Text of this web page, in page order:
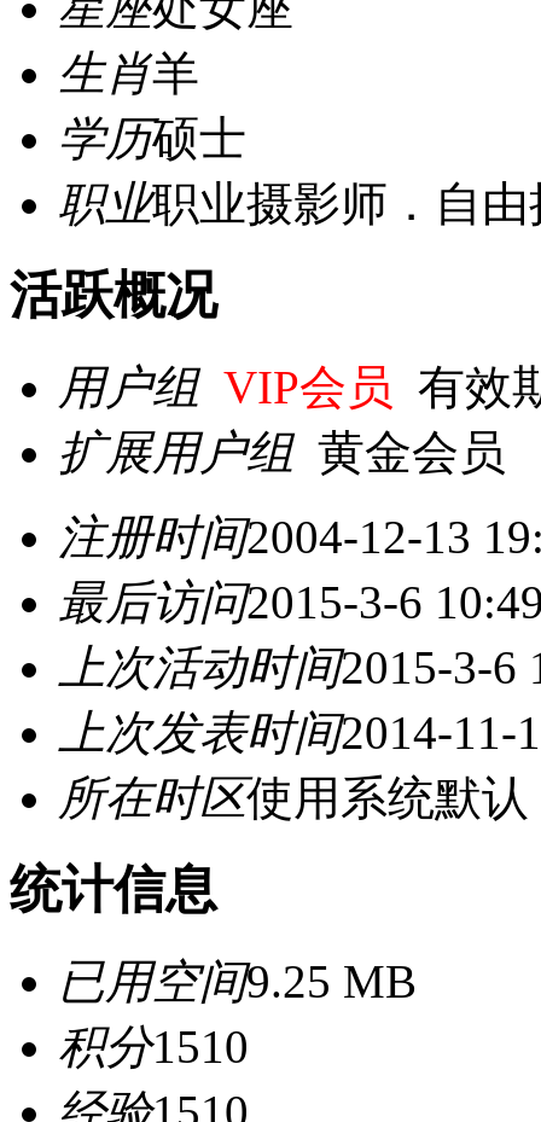
生肖羊
学历硕士
职业职业摄影师．自
活跃概况
用户组 VIP会员 有效
扩展用户组 黄金会员
注册时间2004-12-13
最后访问2015-3-6
上次活动时间2015-3-6
上次发表时间2014-11-
所在时区使用系统默认
统计信息
已用空间9.25 MB
积分1510